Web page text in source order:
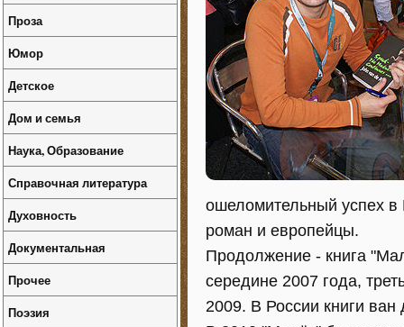
ошеломительный успех
роман и европейцы.
Продолжение - книга
середине 2007 года,
2009. В России книги
Проза
Юмор
Детское
Дом и семья
Наука, Образование
Справочная литература
Духовность
Документальная
Прочее
Поэзия